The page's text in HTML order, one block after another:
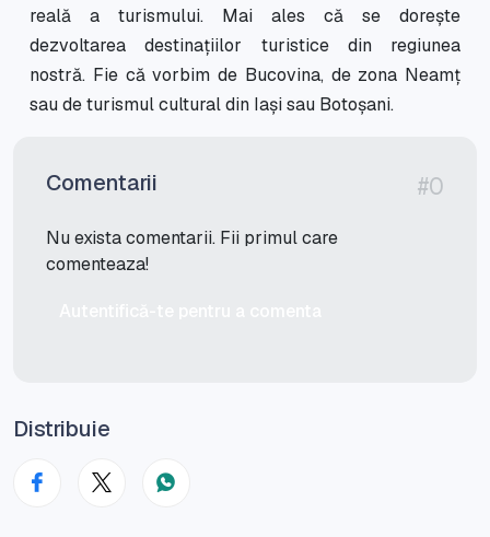
reală a turismului. Mai ales că se dorește
dezvoltarea destinațiilor turistice din regiunea
nostră. Fie că vorbim de Bucovina, de zona Neamț
sau de turismul cultural din Iași sau Botoșani.
Comentarii #0
Nu exista comentarii. Fii primul care
comenteaza!
Distribuie